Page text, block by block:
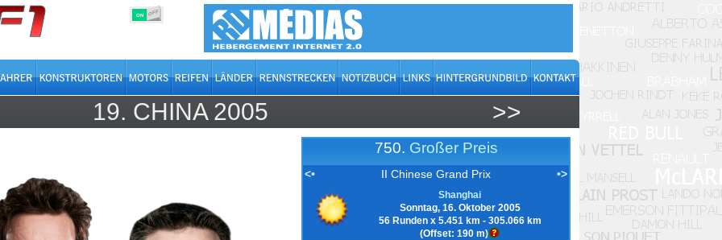
ON OFF
19. CHINA 2005 >>
750. Großer Preis
<• II Chinese Grand Prix •>
Shanghai
Sonntag, 16. Oktober 2005
56 Runden x 5.451 km - 305.066 km
(Offset: 190 m)